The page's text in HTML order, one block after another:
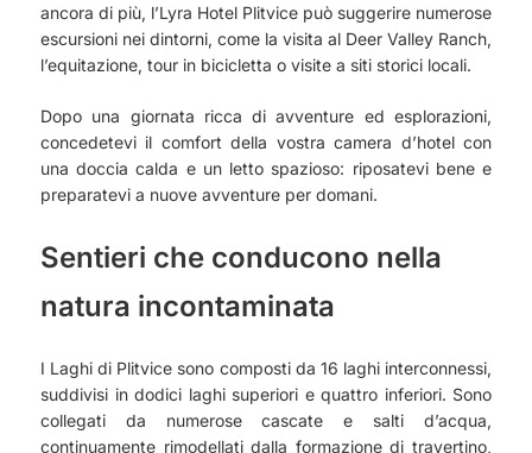
ancora di più, l’Lyra Hotel Plitvice può suggerire numerose
escursioni nei dintorni, come la visita al Deer Valley Ranch,
l’equitazione, tour in bicicletta o visite a siti storici locali.
Dopo una giornata ricca di avventure ed esplorazioni,
concedetevi il comfort della vostra camera d’hotel con
una doccia calda e un letto spazioso: riposatevi bene e
preparatevi a nuove avventure per domani.
Sentieri che conducono nella
natura incontaminata
I Laghi di Plitvice sono composti da 16 laghi interconnessi,
suddivisi in dodici laghi superiori e quattro inferiori. Sono
collegati da numerose cascate e salti d’acqua,
continuamente rimodellati dalla formazione di travertino,